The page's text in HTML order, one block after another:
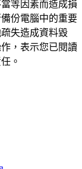
等因素而造成損
份電腦中的重要
失造成資料毀
，表示您已閱讀
。